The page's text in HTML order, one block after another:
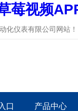
莓视频
表有限公司网站！
口 产品中心